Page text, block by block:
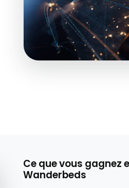
Ce que vous gagnez
Wanderbeds